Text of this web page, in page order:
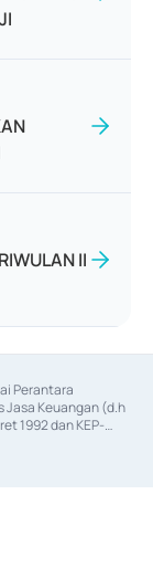
II
Perantara
Jasa Keuangan (d.h
1992 dan KEP-
Penjamin Emisi
Nomor KEP-
S-
usaha lainnya